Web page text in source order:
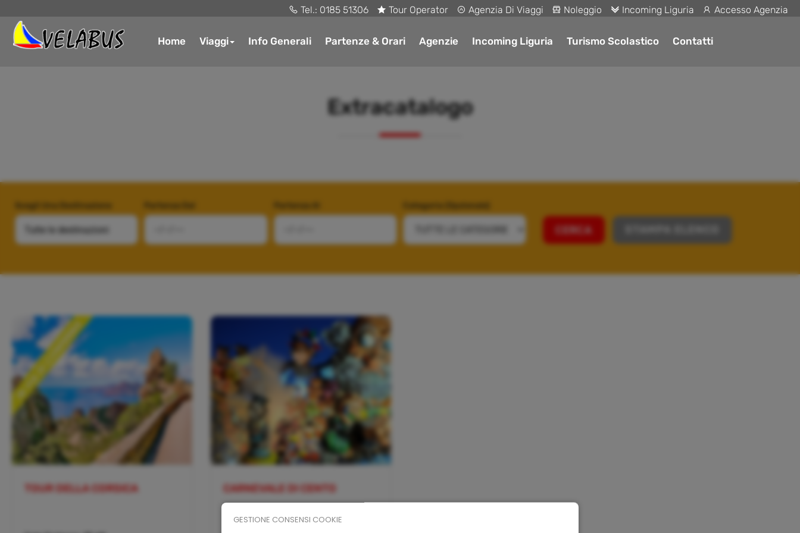
Tel.: 0185 51306 Tour Operator Agenzia Di Viaggi Noleggio Incoming Liguria Accesso Agenzia
Home Viaggi Info Generali Partenze & Orari Agenzie Incoming Liguria Turismo Scolastico Contatti
GESTIONE CONSENSI COOKIE
Extracatalogo
Scegli Una Destinazione Categoria (Opzionale)
TOUR DELLA CORSICA CARNEVALE DI CENTO